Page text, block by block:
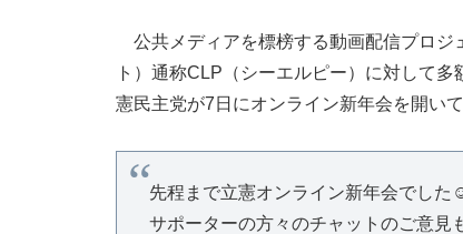
公共メディアを標榜する動画配信プロジ
ト）通称CLP（シーエルピー）に対して
憲民主党が7日にオンライン新年会を開い
先程まで立憲オンライン新年会でした
サポーターの方々のチャットのご意見